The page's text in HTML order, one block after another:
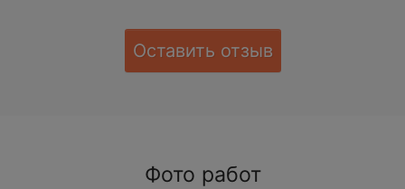
Оставить отзыв
Фото работ